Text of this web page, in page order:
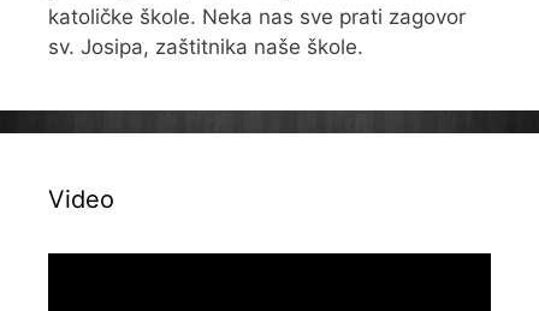
katoličke škole. Neka nas sve prati zagovor
sv. Josipa, zaštitnika naše škole.
Video